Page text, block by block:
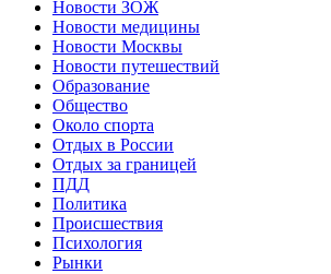
Новости ЗОЖ
Новости медицины
Новости Москвы
Новости путешествий
Образование
Общество
Около спорта
Отдых в России
Отдых за границей
ПДД
Политика
Происшествия
Психология
Рынки